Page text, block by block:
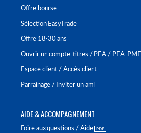
Offre bourse
Sélection EasyTrade
Offre 18-30 ans
Ouvrir un compte-titres / PEA / PEA-PME
Espace client / Accès client
Parrainage / Inviter un ami
AIDE & ACCOMPAGNEMENT
Foire aux questions / Aide